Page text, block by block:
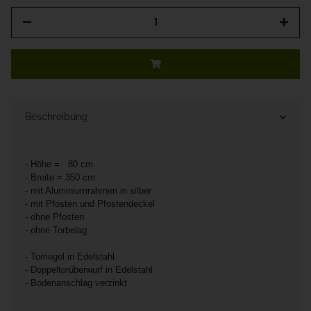
Beschreibung
- Höhe = 80 cm
- Breite = 350 cm
- mit Aluminiumrahmen in silber
- mit Pfosten und Pfostendeckel
- ohne Pfosten
- ohne Torbelag
- Torriegel in Edelstahl
- Doppeltorüberwurf in Edelstahl
- Bodenanschlag verzinkt